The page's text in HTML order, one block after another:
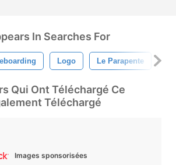
In Searches For
Logo Le Parapente
Qui Ont Téléchargé Ce
Téléchargé
Images sponsorisées